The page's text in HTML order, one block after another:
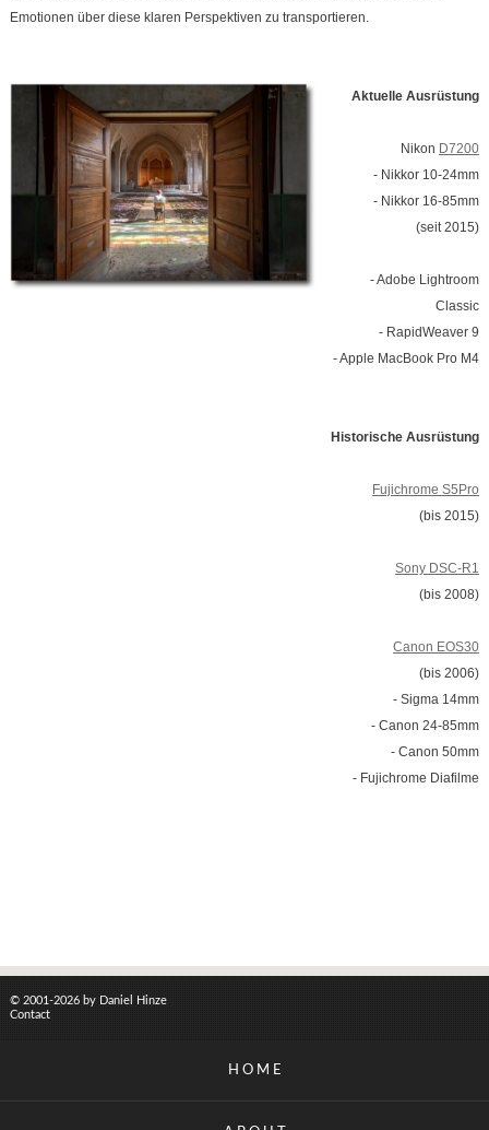
Emotionen über diese klaren Perspektiven zu transportieren.
Aktuelle Ausrüstung
Nikon D7200
- Nikkor 10-24mm
- Nikkor 16-85mm
(seit 2015)
- Adobe Lightroom
Classic
- RapidWeaver 9
- Apple MacBook Pro M4
Historische Ausrüstung
Fujichrome S5Pro
(bis 2015)
Sony DSC-R1
(bis 2008)
Canon EOS30
(bis 2006)
- Sigma 14mm
- Canon 24-85mm
- Canon 50mm
- Fujichrome Diafilme
© 2001-2026 by Daniel Hinze
Contact
HOME